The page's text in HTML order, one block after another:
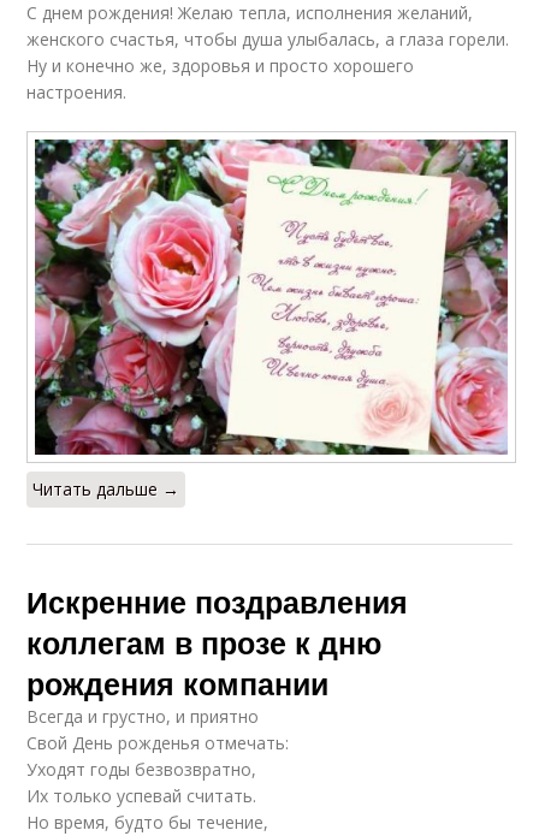
С днем рождения! Желаю тепла, исполнения желаний,
женского счастья, чтобы душа улыбалась, а глаза горели.
Ну и конечно же, здоровья и просто хорошего
настроения.
Читать дальше →
Искренние поздравления
коллегам в прозе к дню
рождения компании
Всегда и грустно, и приятно
Свой День рожденья отмечать:
Уходят годы безвозвратно,
Их только успевай считать.
Но время, будто бы течение,